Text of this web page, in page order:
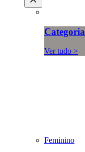
Categoria
Ver tudo >
Feminino